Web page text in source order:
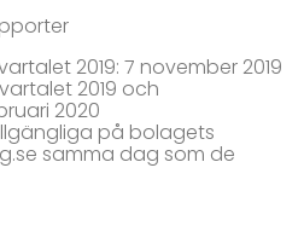
2019: 7 november 2019
2019 och
2020
på bolagets
samma dag som de